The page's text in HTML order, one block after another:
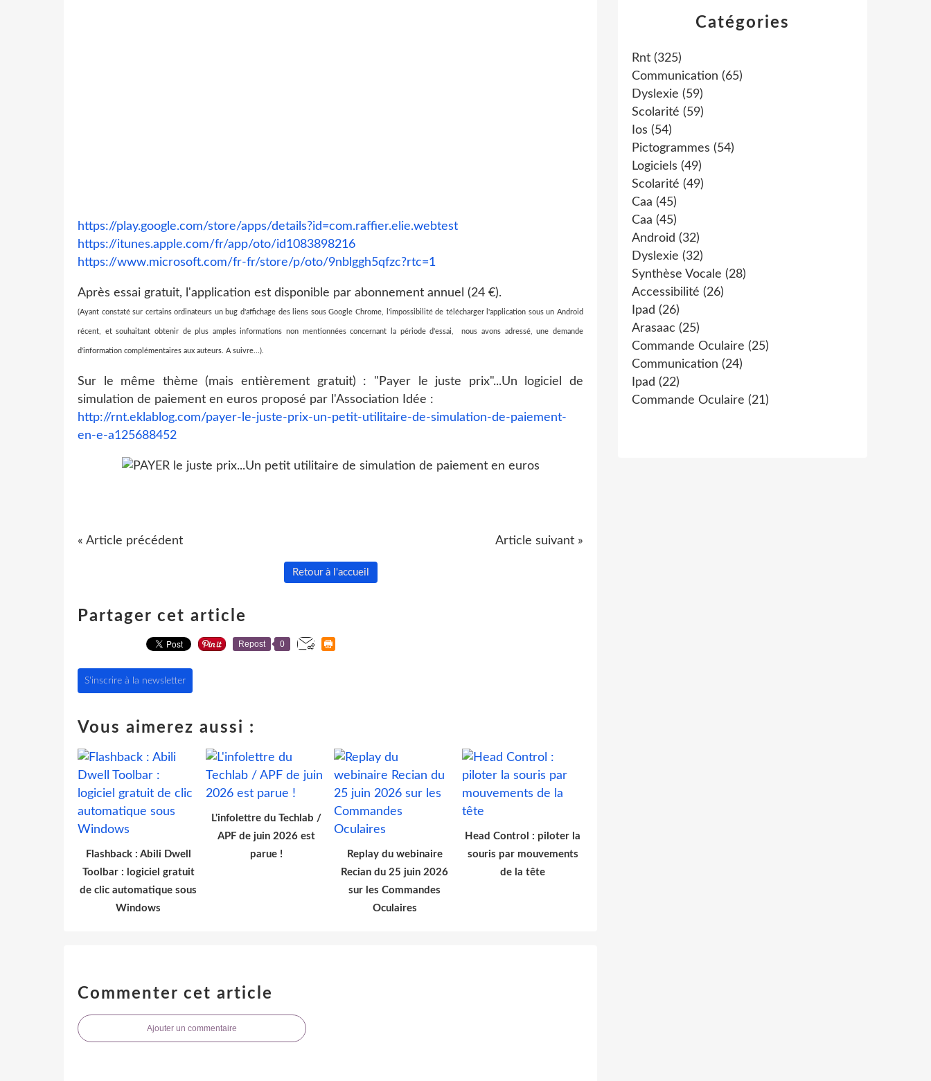
https://play.google.com/store/apps/details?id=com.raffier.elie.webtest
https://itunes.apple.com/fr/app/oto/id1083898216
https://www.microsoft.com/fr-fr/store/p/oto/9nblggh5qfzc?rtc=1
Après essai gratuit, l'application est disponible par abonnement annuel (24 €).
(Ayant constaté sur certains ordinateurs un bug d'affichage des liens sous Google Chrome, l'impossibilité de télécharger l'application sous un Android
récent, et souhaitant obtenir de plus amples informations non mentionnées concernant la période d'essai, nous avons adressé, une demande
d'information complémentaires aux auteurs. A suivre...).
Sur le même thème (mais entièrement gratuit) : "Payer le juste prix"...Un logiciel de
simulation de paiement en euros proposé par l'Association Idée :
http://rnt.eklablog.com/payer-le-juste-prix-un-petit-utilitaire-de-simulation-de-paiement-
en-e-a125688452
« Article précédent Article suivant »
Retour à l'accueil
Partager cet article
Repost 0
S'inscrire à la newsletter
Vous aimerez aussi :
Flashback : Abili Dwell
Toolbar : logiciel gratuit
de clic automatique sous
Windows
L'infolettre du Techlab /
APF de juin 2026 est
parue !
Replay du webinaire
Recian du 25 juin 2026
sur les Commandes
Oculaires
Head Control : piloter la
souris par mouvements
de la tête
Commenter cet article
Ajouter un commentaire
Catégories
Rnt (325)
Communication (65)
Dyslexie (59)
Scolarité (59)
Ios (54)
Pictogrammes (54)
Logiciels (49)
Scolarité (49)
Caa (45)
Caa (45)
Android (32)
Dyslexie (32)
Synthèse Vocale (28)
Accessibilité (26)
Ipad (26)
Arasaac (25)
Commande Oculaire (25)
Communication (24)
Ipad (22)
Commande Oculaire (21)